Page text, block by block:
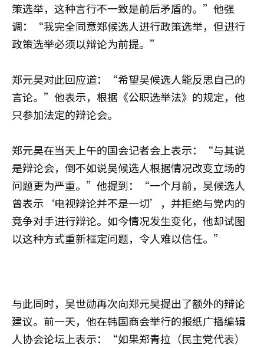
策选举，这种言行不一致是前后矛盾的。”他强
调：“我完全同意郑候选人进行政策选举，但进行
政策选举必须以辩论为前提。”
郑元昊对此回应道：“希望吴候选人能反思自己的
言论。”他表示，根据《公职选举法》的规定，他
只参加法定的辩论会。
郑元昊在当天上午的国会记者会上表示：“与其说
是辩论会，倒不如说吴候选人根据情况改变立场的
问题更为严重。”他提到：“一个月前，吴候选人
曾表示‘电视辩论并不是一切’，并拒绝与党内的
竞争对手进行辩论。如今情况发生变化，他却试图
以这种方式重新框定问题，令人难以信任。”
与此同时，吴世勋再次向郑元昊提出了额外的辩论
建议。前一天，他在韩国商会举行的报纸广播编辑
人协会论坛上表示：“如果郑青拉（民主党代表）